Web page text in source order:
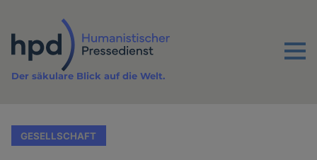
Inhalt
Menu
Der säkulare Blick auf die Welt.
GESELLSCHAFT